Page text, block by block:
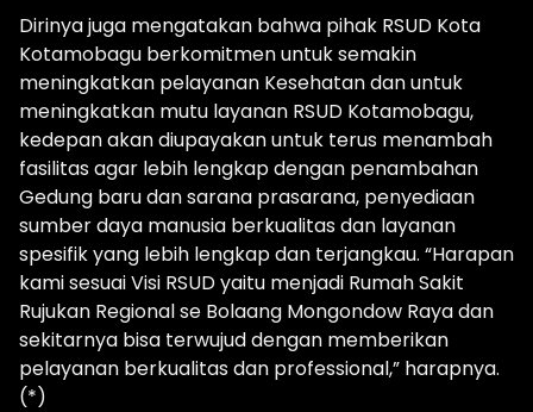
Dirinya juga mengatakan bahwa pihak RSUD Kota
Kotamobagu berkomitmen untuk semakin
meningkatkan pelayanan Kesehatan dan untuk
meningkatkan mutu layanan RSUD Kotamobagu,
kedepan akan diupayakan untuk terus menambah
fasilitas agar lebih lengkap dengan penambahan
Gedung baru dan sarana prasarana, penyediaan
sumber daya manusia berkualitas dan layanan
spesifik yang lebih lengkap dan terjangkau. “Harapan
kami sesuai Visi RSUD yaitu menjadi Rumah Sakit
Rujukan Regional se Bolaang Mongondow Raya dan
sekitarnya bisa terwujud dengan memberikan
pelayanan berkualitas dan professional,” harapnya.
(*)